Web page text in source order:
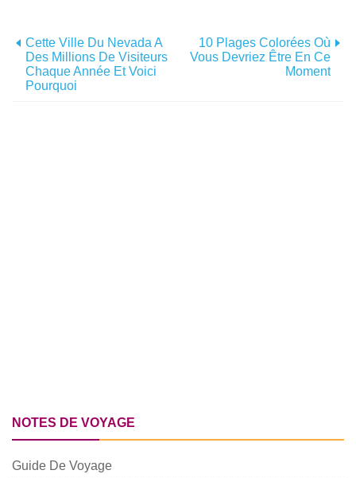
Cette Ville Du Nevada A
Des Millions De Visiteurs
Chaque Année Et Voici
Pourquoi
10 Plages Colorées Où
Vous Devriez Être En Ce
Moment
NOTES DE VOYAGE
Guide De Voyage